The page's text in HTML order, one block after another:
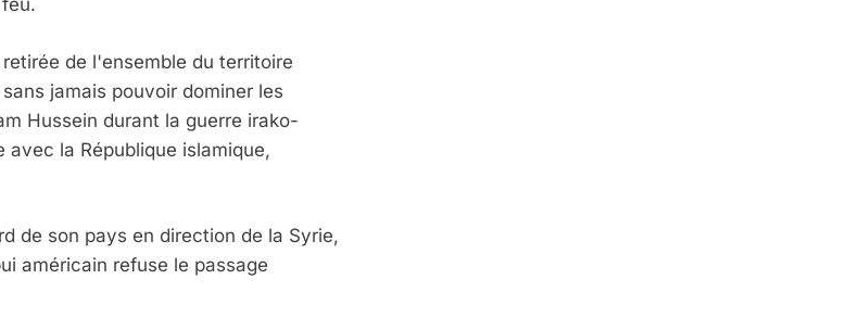
de l'ensemble du territoire
jamais pouvoir dominer les
Hussein durant la guerre irako-
la République islamique,
de son pays en direction de la Syrie,
américain refuse le passage